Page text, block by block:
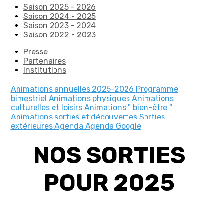
Saison 2025 - 2026
Saison 2024 - 2025
Saison 2023 - 2024
Saison 2022 - 2023
Presse
Partenaires
Institutions
Animations annuelles 2025-2026 Programme
bimestriel Animations physiques Animations
culturelles et loisirs Animations " bien-être "
Animations sorties et découvertes Sorties
extérieures Agenda Agenda Google
NOS SORTIES
POUR 2025